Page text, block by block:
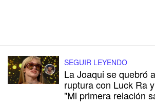
SEGUIR LEYENDO
La Joaqui se quebró
ruptura con Luck Ra
"Mi primera relación